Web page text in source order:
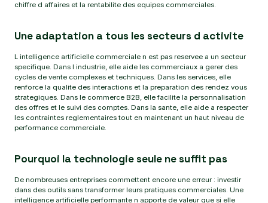
chiffre d affaires et la rentabilite des equipes commerciales.
Une adaptation a tous les secteurs d activite
L intelligence artificielle commerciale n est pas reservee a un secteur
specifique. Dans l industrie, elle aide les commerciaux a gerer des
cycles de vente complexes et techniques. Dans les services, elle
renforce la qualite des interactions et la preparation des rendez vous
strategiques. Dans le commerce B2B, elle facilite la personnalisation
des offres et le suivi des comptes. Dans la sante, elle aide a respecter
les contraintes reglementaires tout en maintenant un haut niveau de
performance commerciale.
Pourquoi la technologie seule ne suffit pas
De nombreuses entreprises commettent encore une erreur : investir
dans des outils sans transformer leurs pratiques commerciales. Une
intelligence artificielle performante n apporte de valeur que si elle